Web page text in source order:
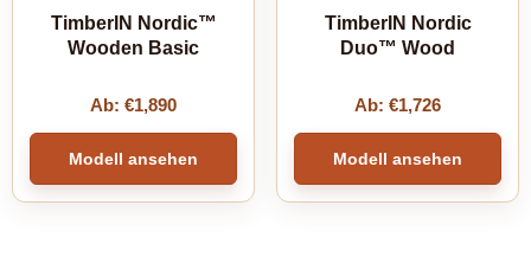
TimberIN Nordic™
Wooden Basic
Ab: €1,890
Modell ansehen
TimberIN Nordic
Duo™ Wood
Ab: €1,726
Modell ansehen